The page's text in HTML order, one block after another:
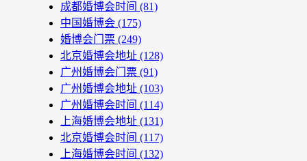
成都婚博会时间 (81)
中国婚博会 (175)
婚博会门票 (249)
北京婚博会地址 (128)
广州婚博会门票 (91)
广州婚博会地址 (103)
广州婚博会时间 (114)
上海婚博会地址 (131)
北京婚博会时间 (117)
上海婚博会时间 (132)